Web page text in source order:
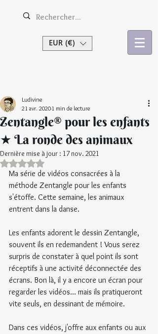
EUR (€)
Zentangle® pour les enfants
★ La ronde des animaux
Ludivine
21 avr. 20201 min de lecture
Dernière mise à jour : 17 nov. 2021
Noté NaN étoiles sur 5.
Ma série de vidéos consacrées à la
méthode Zentangle pour les enfants
s'étoffe. Cette semaine, les animaux
entrent dans la danse.
Les enfants adorent le dessin Zentangle,
souvent ils en redemandent ! Vous serez
surpris de constater à quel point ils sont
réceptifs à une activité déconnectée des
écrans. Bon là, il y a encore un écran pour
regarder les vidéos... mais ils pratiqueront
vite seuls, en dessinant de mémoire.
Dans ces vidéos, j'offre aux enfants ou aux